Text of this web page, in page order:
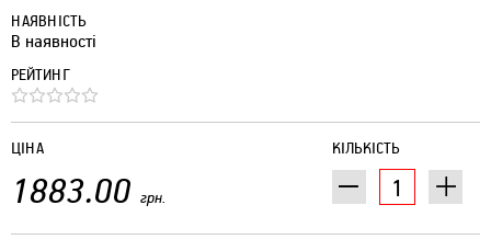
НАЯВНІСТЬ
В наявності
РЕЙТИНГ
КІЛЬКІСТЬ
ЦІНА
1883.00 грн.